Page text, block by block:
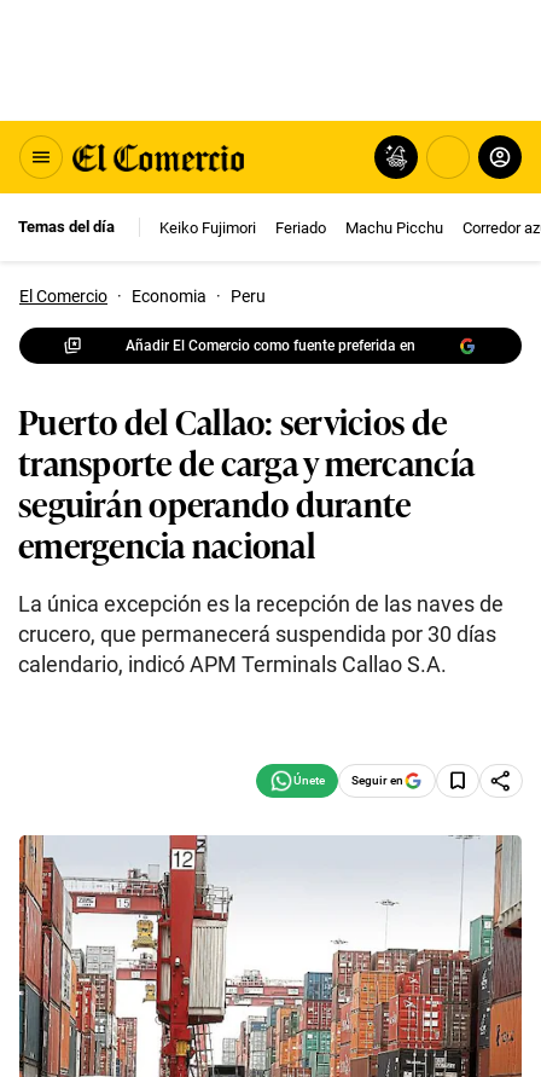
Temas del día Keiko Fujimori Feriado Machu Picchu Corredor
El Comercio · Economia · Peru
Añadir El Comercio como fuente preferida en
Puerto del Callao: servicios de
transporte de carga y mercancía
seguirán operando durante
emergencia nacional
La única excepción es la recepción de las naves de
crucero, que permanecerá suspendida por 30 días
calendario, indicó APM Terminals Callao S.A.
Seguir en